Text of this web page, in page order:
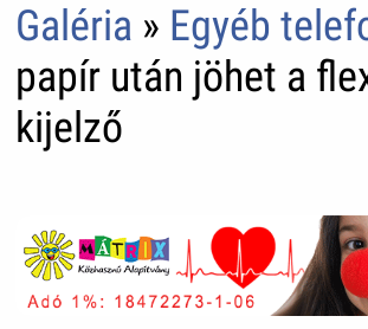
Galéria » Egyéb
papír után jöhet a
kijelző